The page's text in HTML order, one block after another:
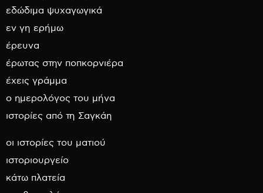
εδώδιμα ψυχαγωγικά
εν γη ερήμω
έρευνα
έρωτας στην ποπκορνιέρα
έχεις γράμμα
ο ημερολόγος του μήνα
ιστορίες από τη Σαγκάη
οι ιστορίες του ματιού
ιστοριουργείο
κάτω πλατεία